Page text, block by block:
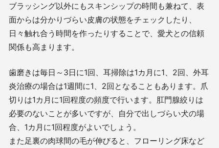
ブラッシング以外にもスキンシップの時間も兼ねて、表
面からは分かりづらい皮膚の状態をチェックしたり、
日々触れ合う時間を作ったりすることで、愛犬との信頼
関係も高まります。
歯磨きは毎日～3日に1回、耳掃除は1カ月に1、2回、外耳
炎治療の場合は1週間に1、2回となることもあります。爪
切りは1カ月に1回程度の頻度で行います。肛門腺絞りは
必要のないことが多いですが、自分で出しづらい犬の場
合、1カ月に1回程度がよいでしょう。
また足裏の肉球間の毛が伸びると、フローリング床など